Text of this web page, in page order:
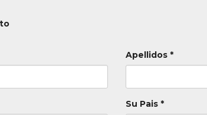
Apellidos *
Su Pais *